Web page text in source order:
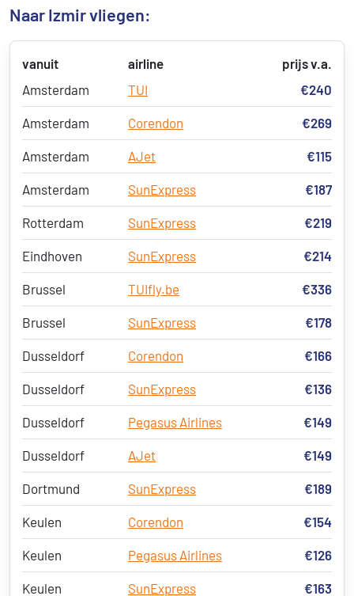
Naar Izmir vliegen:
vanuit airline
prijs v.a.
Amsterdam
TUI €240
Amsterdam Corendon €269
Amsterdam AJet €115
Amsterdam SunExpress €187
Rotterdam SunExpress €219
Eindhoven SunExpress €214
Brussel TUIfly.be €336
Brussel SunExpress €178
Dusseldorf Corendon €166
Dusseldorf SunExpress €136
Dusseldorf Pegasus Airlines €149
Dusseldorf AJet €149
Dortmund SunExpress €189
Keulen Corendon €154
Keulen Pegasus Airlines €126
Keulen SunExpress €163